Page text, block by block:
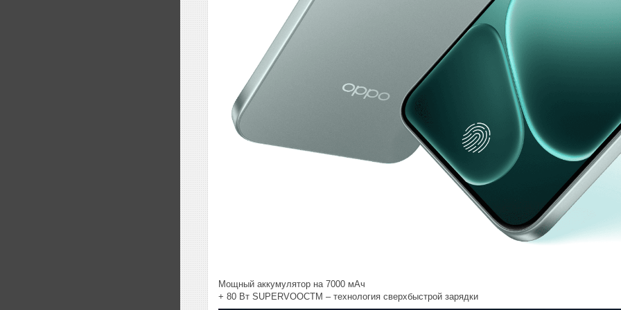
Мощный аккумулятор на 7000 мАч
+ 80 Вт SUPERVOOCTM – технология сверхбыстрой зарядки